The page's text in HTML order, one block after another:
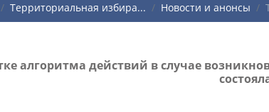
Территориальная избира... Новости и анонсы
алгоритма действий в случае